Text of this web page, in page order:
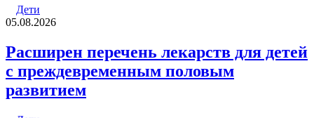
Дети
05.08.2026
Расширен перечень лекарств для детей
с преждевременным половым
развитием